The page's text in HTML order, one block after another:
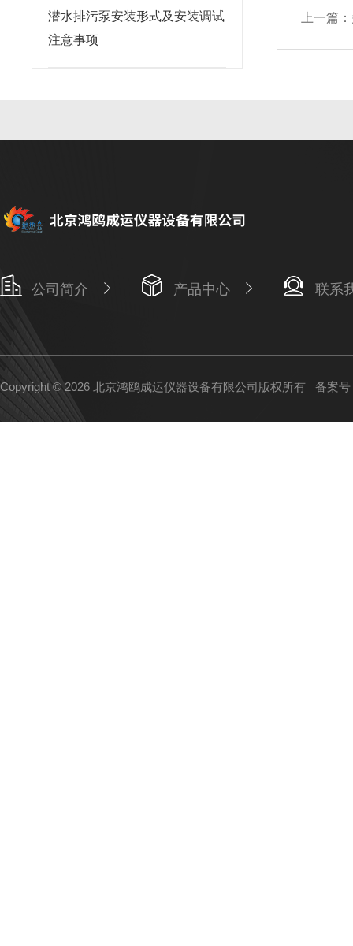
潜水排污泵安装形式及安装调试
注意事项
上一篇：
公司简介 产品中心 联系
Copyright © 2026 北京鸿鸥成运仪器设备有限公司版权所有 备案号